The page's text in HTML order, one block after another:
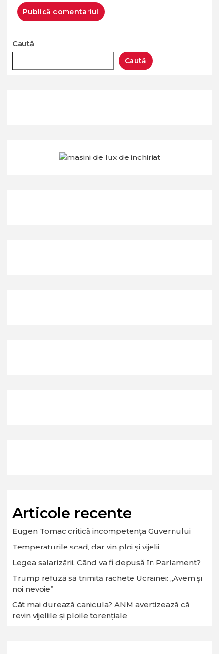
Caută
Caută
Articole recente
Eugen Tomac critică incompetența Guvernului
Temperaturile scad, dar vin ploi și vijelii
Legea salarizării. Când va fi depusă în Parlament?
Trump refuză să trimită rachete Ucrainei: „Avem și
noi nevoie”
Cât mai durează canicula? ANM avertizează că
revin vijeliile și ploile torențiale